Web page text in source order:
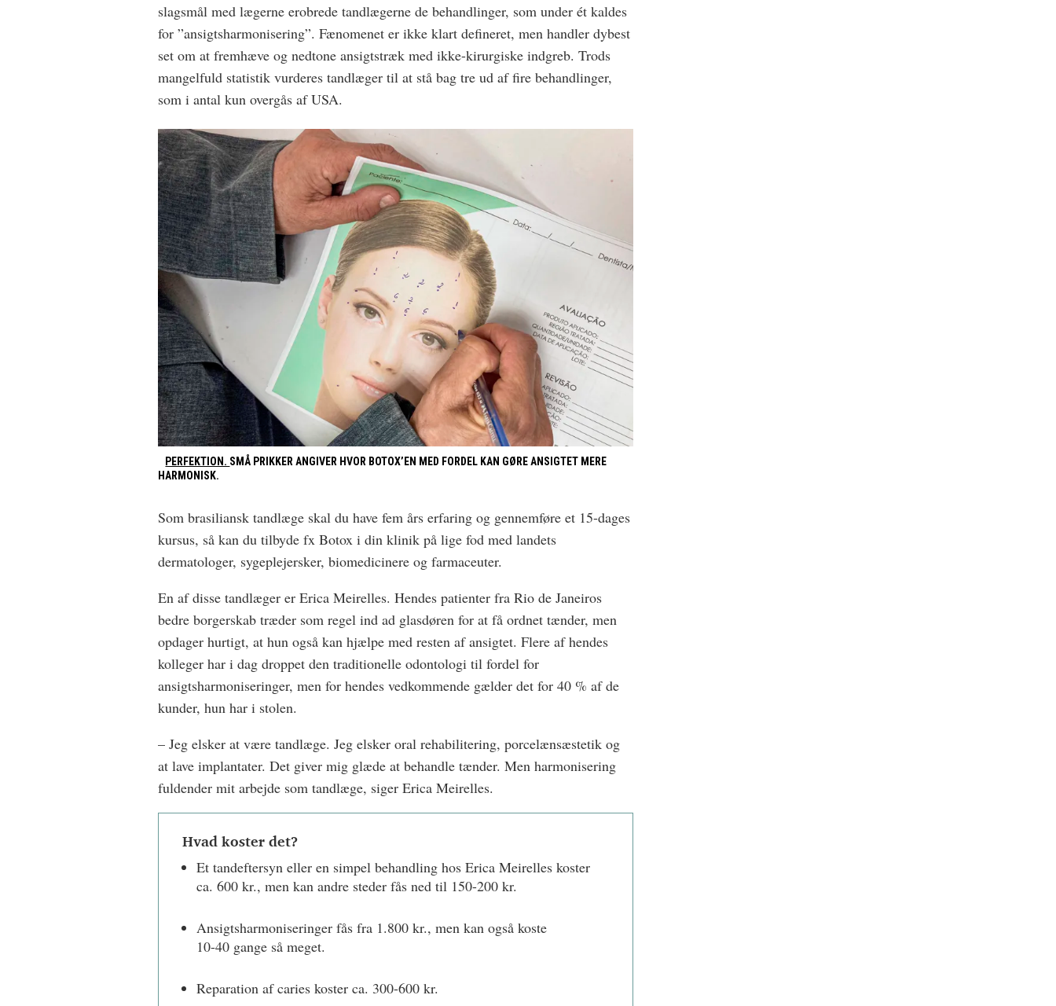
slagsmål med lægerne erobrede tandlægerne de behandlinger, som under ét kaldes
for ”ansigtsharmonisering”. Fænomenet er ikke klart defineret, men handler dybest
set om at fremhæve og nedtone ansigtstræk med ikke-kirurgiske indgreb. Trods
mangelfuld statistik vurderes tandlæger til at stå bag tre ud af fire behandlinger,
som i antal kun overgås af USA.
PERFEKTION. SMÅ PRIKKER ANGIVER HVOR BOTOX’EN MED FORDEL KAN GØRE ANSIGTET MERE
HARMONISK.
Som brasiliansk tandlæge skal du have fem års erfaring og gennemføre et 15-dages
kursus, så kan du tilbyde fx Botox i din klinik på lige fod med landets
dermatologer, sygeplejersker, biomedicinere og farmaceuter.
En af disse tandlæger er Erica Meirelles. Hendes patienter fra Rio de Janeiros
bedre borgerskab træder som regel ind ad glasdøren for at få ordnet tænder, men
opdager hurtigt, at hun også kan hjælpe med resten af ansigtet. Flere af hendes
kolleger har i dag droppet den traditionelle odontologi til fordel for
ansigtsharmoniseringer, men for hendes vedkommende gælder det for 40 % af de
kunder, hun har i stolen.
– Jeg elsker at være tandlæge. Jeg elsker oral rehabilitering, porcelænsæstetik og
at lave implantater. Det giver mig glæde at behandle tænder. Men harmonisering
fuldender mit arbejde som tandlæge, siger Erica Meirelles.
Hvad koster det?
Et tandeftersyn eller en simpel behandling hos Erica Meirelles koster
ca. 600 kr., men kan andre steder fås ned til 150-200 kr.
Ansigtsharmoniseringer fås fra 1.800 kr., men kan også koste
10-40 gange så meget.
Reparation af caries koster ca. 300-600 kr.